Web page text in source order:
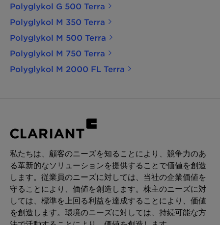
Polyglykol G 500 Terra
Polyglykol M 350 Terra
Polyglykol M 500 Terra
Polyglykol M 750 Terra
Polyglykol M 2000 FL Terra
私たちは、顧客のニーズを知ることにより、競争力のあ
る革新的なソリューションを提供することで価値を創造
します。従業員のニーズに対しては、当社の企業価値を
守ることにより、価値を創造します。株主のニーズに対
しては、標準を上回る利益を達成することにより、価値
を創造します。環境のニーズに対しては、持続可能な方